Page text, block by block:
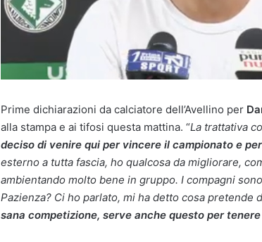
Prime dichiarazioni da calciatore dell’Avellino per
alla stampa e ai tifosi questa mattina. “La trattativa
deciso di venire qui per vincere il campionato e
esterno a tutta fascia, ho qualcosa da migliorare,
ambientando molto bene in gruppo. I compagni
Pazienza? Ci ho parlato, mi ha detto cosa pretende
sana competizione, serve anche questo per tenere